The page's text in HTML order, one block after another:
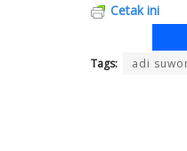
Cetak ini
Tags: adi